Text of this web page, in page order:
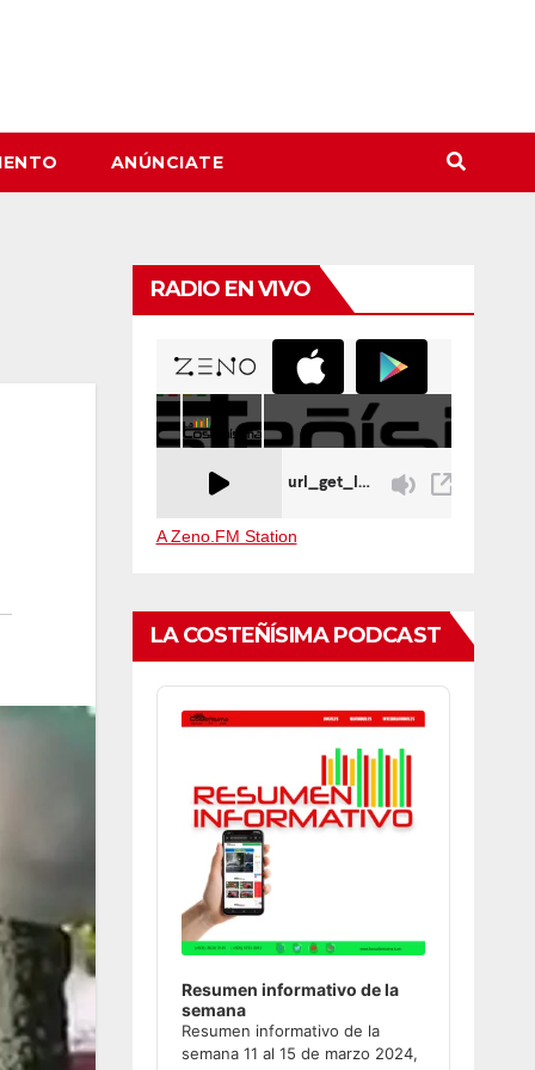
ANÚNCIATE
RADIO EN VIVO
A Zeno.FM Station
LA COSTEÑÍSIMA PODCAST
Audio
Player
Resumen informativo de la
semana
Resumen informativo de la
semana 11 al 15 de marzo 2024,